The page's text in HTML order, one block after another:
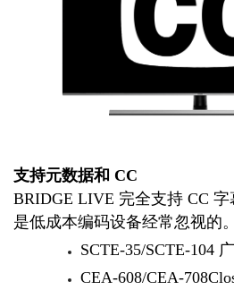
支持元数据和 CC
BRIDGE LIVE 完全支持 CC
是低成本编码设备经常忽视的。
SCTE-35/SCTE-104
CEA-608/CEA-